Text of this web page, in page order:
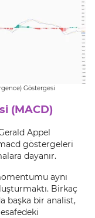
Göstergesi
(MACD)
Appel
göstergeleri
dayanır.
aynı
Birkaç
başka bir analist,